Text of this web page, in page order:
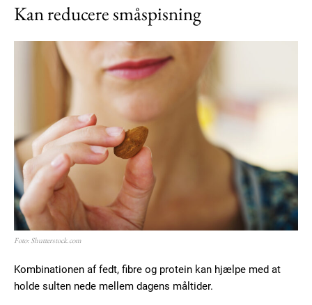
Member full access
100 DKK
Etiam est nibh, lobortis sit
Praesent euismod ac
Ut mollis pellentesque tortor
Nullam eu erat condimentum
Donec quis est ac felis
Kan reducere småspisning
Foto: Shutterstock.com
Kombinationen af fedt, fibre og protein kan hjælpe med at
holde sulten nede mellem dagens måltider.